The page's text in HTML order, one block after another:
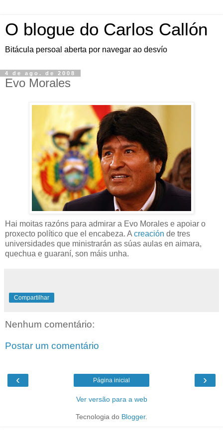
O blogue do Carlos Callón
Bitácula persoal aberta por navegar ao desvío
4 de ago. de 2008
Evo Morales
Hai moitas razóns para admirar a Evo Morales e apoiar o
proxecto político que el encabeza. A creación de tres
universidades que ministrarán as súas aulas en aimara,
quechua e guaraní, son máis unha.
Compartilhar
Nenhum comentário:
Postar um comentário
‹ ›
Página inicial
Ver versão para a web
Tecnologia do Blogger.